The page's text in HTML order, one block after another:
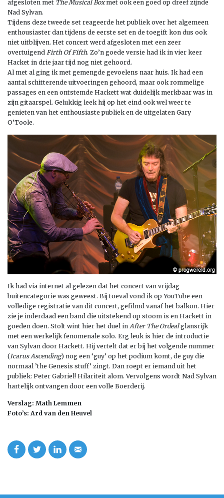
afgesloten met The Musical Boxmet ook een goed op dreef zijnde
Nad Sylvan.
Tijdens deze tweede set reageerde het publiek over het algemeen
enthousiaster dan tijdens de eerste set en de toegift kon dus ook
niet uitblijven. Het concert werd afgesloten met een zeer
overtuigend Firth Of Fifth. Zo’n goede versie had ik in vier keer
Hacket in drie jaar tijd nog niet gehoord.
Al met al ging ik met gemengde gevoelens naar huis. Ik had een
aantal schitterende uitvoeringen gehoord, maar ook rommelige
passages en een ontstemde Hackett wat duidelijk merkbaar was in
zijn gitaarspel. Gelukkig leek hij op het eind ook wel weer te
genieten van het enthousiaste publiek en de uitgelaten Gary
O’Toole.
Ik had via internet al gelezen dat het concert van vrijdag
buitencategorie was geweest. Bij toeval vond ik op YouTube een
volledige registratie van dit concert, gefilmd vanaf het balkon. Hier
zie je inderdaad een band die uitstekend op stoom is en Hackett in
goeden doen. Stolt wint hier het duel in After The Ordealglansrijk
met een werkelijk fenomenale solo. Erg leuk is hier de introductie
van Sylvan door Hackett. Hij vertelt dat er bij het volgende nummer
(Icarus Ascending) nog een ‘guy’ op het podium komt, de guy die
normaal ’the Genesis stuff’ zingt. Dan roept er iemand uit het
publiek: Peter Gabriel! Hilariteit alom. Vervolgens wordt Nad Sylvan
hartelijk ontvangen door een volle Boerderij.
Verslag: Math Lemmen
Foto’s: Ard van den Heuvel